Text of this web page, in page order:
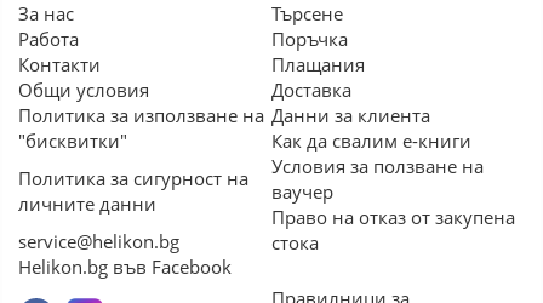
За нас
Работа
Контакти
Общи условия
Политика за използване на
"бисквитки"
Политика за сигурност на
личните данни
service@helikon.bg
Helikon.bg във Facebook
Търсене
Поръчка
Плащания
Доставка
Данни за клиента
Как да свалим е-книги
Условия за ползване на
ваучер
Право на отказ от закупена
стока
Правилници за